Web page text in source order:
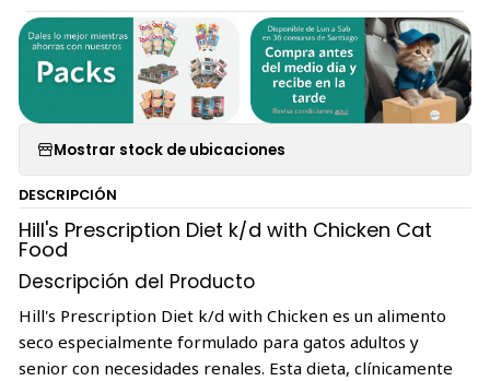
Mostrar stock de ubicaciones
DESCRIPCIÓN
Hill's Prescription Diet k/d with Chicken Cat
Food
Descripción del Producto
Hill's Prescription Diet k/d with Chicken es un alimento
seco especialmente formulado para gatos adultos y
senior con necesidades renales. Esta dieta, clínicamente